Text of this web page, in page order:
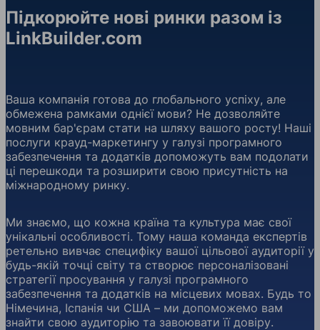
Підкорюйте нові ринки разом із
LinkBuilder.com
Ваша компанія готова до глобального успіху, але
обмежена рамками однієї мови? Не дозволяйте
мовним бар'єрам стати на шляху вашого росту! Наші
послуги крауд-маркетингу у галузі програмного
забезпечення та додатків допоможуть вам подолати
ці перешкоди та розширити свою присутність на
міжнародному ринку.
Ми знаємо, що кожна країна та культура має свої
унікальні особливості. Тому наша команда експертів
ретельно вивчає специфіку вашої цільової аудиторії у
будь-якій точці світу та створює персоналізовані
стратегії просування у галузі програмного
забезпечення та додатків на місцевих мовах. Будь то
Німечина, Іспанія чи США – ми допоможемо вам
знайти свою аудиторію та завоювати її довіру.